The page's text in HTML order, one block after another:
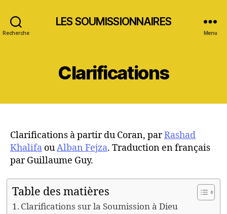
Recherche
LES SOUMISSIONNAIRES
Menu
Clarifications
Clarifications à partir du Coran, parRashad
Khalifa ouAlban Fejza. Traduction en français
par Guillaume Guy.
Table des matières
Clarifications sur la Soumission à Dieu